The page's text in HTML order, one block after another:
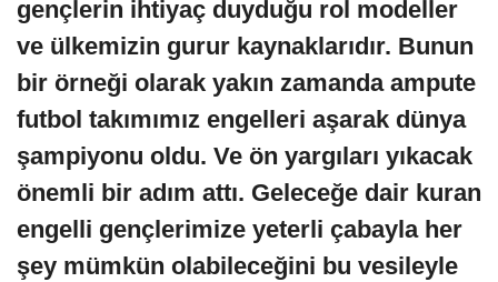
gençlerin ihtiyaç duyduğu rol modeller
ve ülkemizin gurur kaynaklarıdır. Bunun
bir örneği olarak yakın zamanda ampute
futbol takımımız engelleri aşarak dünya
şampiyonu oldu. Ve ön yargıları yıkacak
önemli bir adım attı. Geleceğe dair kuran
engelli gençlerimize yeterli çabayla her
şey mümkün olabileceğini bu vesileyle